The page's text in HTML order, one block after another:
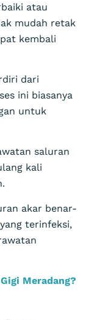
atau
mudah retak
kembali
dari
ini biasanya
untuk
saluran
kali
akar benar-
terinfeksi,
Meradang?